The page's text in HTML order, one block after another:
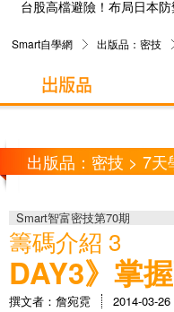
台股高檔避險！布局日本防
Smart自學網 出版品：密技
出版品：密技 > 7
Smart智富密技第70期
籌碼介紹 3
DAY3》掌
撰文者：詹宛霓 2014-03-26